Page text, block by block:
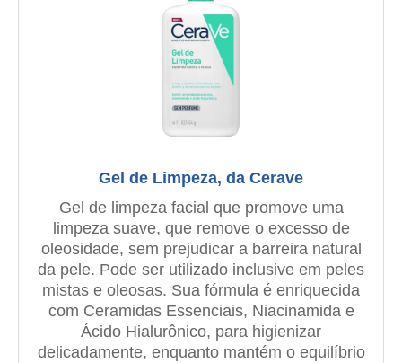
Gel de Limpeza, da Cerave
Gel de limpeza facial que promove uma
limpeza suave, que remove o excesso de
oleosidade, sem prejudicar a barreira natural
da pele. Pode ser utilizado inclusive em peles
mistas e oleosas. Sua fórmula é enriquecida
com Ceramidas Essenciais, Niacinamida e
Ácido Hialurônico, para higienizar
delicadamente, enquanto mantém o equilíbrio